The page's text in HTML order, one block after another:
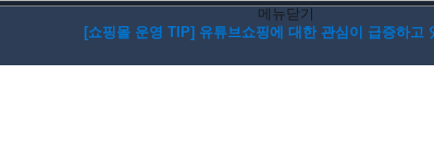
[쇼핑몰 운영 TIP] 유튜브쇼핑에 대한 관심이 급증하고
메뉴닫기